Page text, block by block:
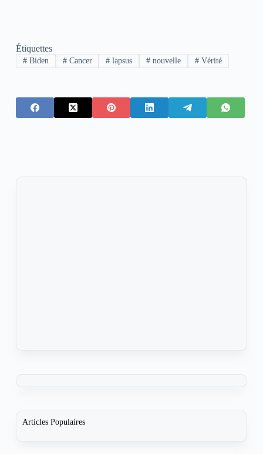
Étiquettes
#Biden #Cancer # lapsus # nouvelle #Vérité
Articles Populaires